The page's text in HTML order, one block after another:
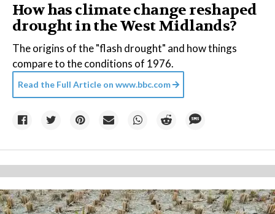
How has climate change reshaped
drought in the West Midlands?
The origins of the "flash drought" and how things
compare to the conditions of 1976.
Read the Full Article on www.bbc.com